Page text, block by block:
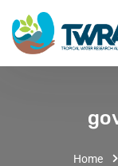
Home